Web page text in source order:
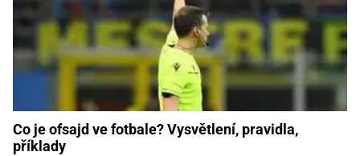
Co je ofsajd ve fotbale? Vysvětlení, pravidla,
příklady